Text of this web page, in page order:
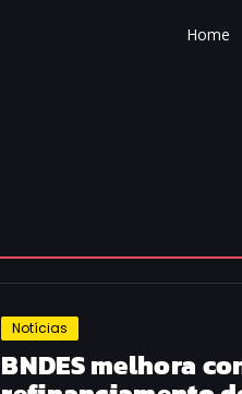
Home
Notícias
BNDES melhora